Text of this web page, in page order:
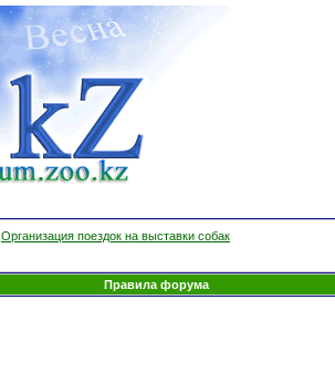
Организация поездок на выставки собак
Правила форума